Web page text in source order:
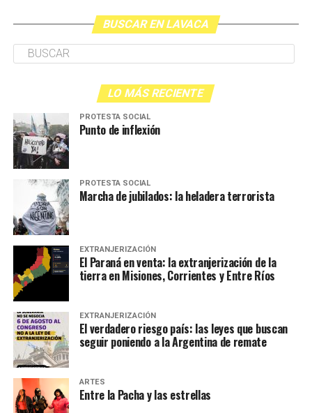
BUSCAR EN LAVACA
LO MÁS RECIENTE
PROTESTA SOCIAL
Punto de inflexión
PROTESTA SOCIAL
Marcha de jubilados: la heladera terrorista
EXTRANJERIZACIÓN
El Paraná en venta: la extranjerización de la
tierra en Misiones, Corrientes y Entre Ríos
EXTRANJERIZACIÓN
El verdadero riesgo país: las leyes que buscan
seguir poniendo a la Argentina de remate
ARTES
Entre la Pacha y las estrellas